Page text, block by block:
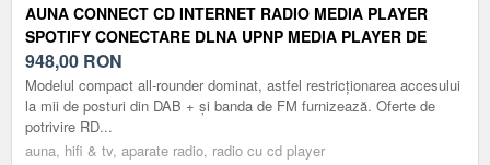
AUNA CONNECT CD INTERNET RADIO MEDIA PLAYER
SPOTIFY CONECTARE DLNA UPNP MEDIA PLAYER DE
CONTROL A APLICAȚIEI DAB + FM USB BLUETOOTH CD
MP3 AUX NUC
948,00 RON
Modelul compact all-rounder dominat, astfel restricționarea accesului
la mii de posturi din DAB + și banda de FM furnizează. Oferte de
potrivire RD...
auna, hifi & tv, aparate radio, radio cu cd player